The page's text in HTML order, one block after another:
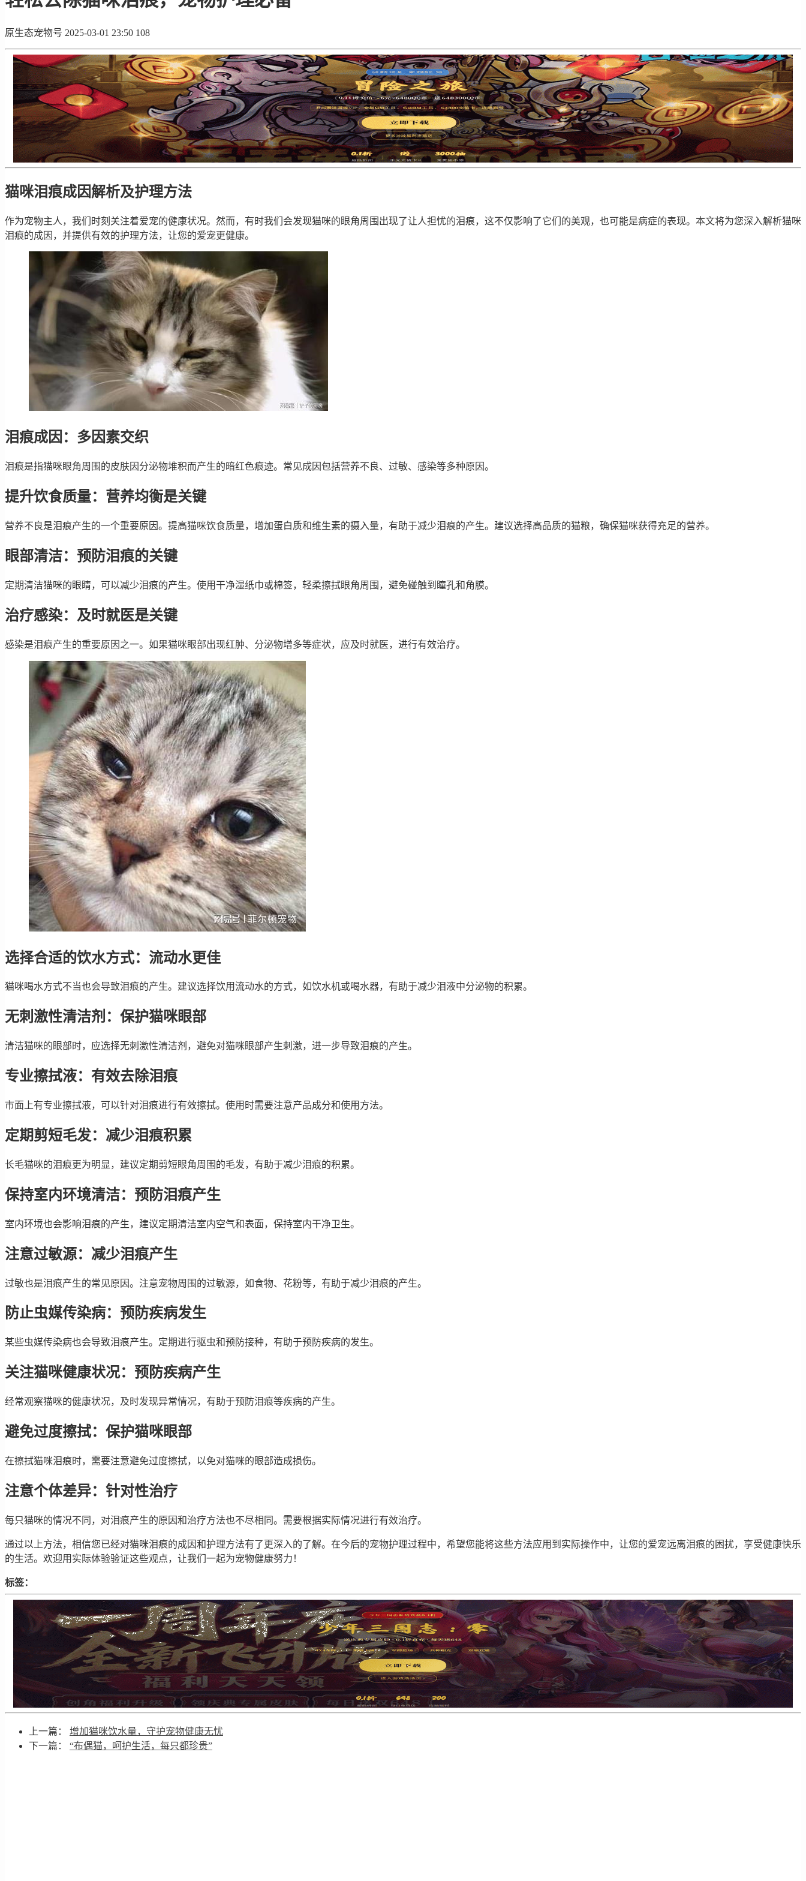
原生态宠物号 2025-03-01 23:50 108
猫咪泪痕成因解析及护理方法
作为宠物主人，我们时刻关注着爱宠的健康状况。然而，有时我们会发现猫咪的眼角周围出现了让人担忧的泪痕，这不仅影响了它们的美观，也可能是病症的表现。本文将为您深入解析猫咪
泪痕的成因，并提供有效的护理方法，让您的爱宠更健康。
泪痕成因：多因素交织
泪痕是指猫咪眼角周围的皮肤因分泌物堆积而产生的暗红色痕迹。常见成因包括营养不良、过敏、感染等多种原因。
提升饮食质量：营养均衡是关键
营养不良是泪痕产生的一个重要原因。提高猫咪饮食质量，增加蛋白质和维生素的摄入量，有助于减少泪痕的产生。建议选择高品质的猫粮，确保猫咪获得充足的营养。
眼部清洁：预防泪痕的关键
定期清洁猫咪的眼睛，可以减少泪痕的产生。使用干净湿纸巾或棉签，轻柔擦拭眼角周围，避免碰触到瞳孔和角膜。
治疗感染：及时就医是关键
感染是泪痕产生的重要原因之一。如果猫咪眼部出现红肿、分泌物增多等症状，应及时就医，进行有效治疗。
选择合适的饮水方式：流动水更佳
猫咪喝水方式不当也会导致泪痕的产生。建议选择饮用流动水的方式，如饮水机或喝水器，有助于减少泪液中分泌物的积累。
无刺激性清洁剂：保护猫咪眼部
清洁猫咪的眼部时，应选择无刺激性清洁剂，避免对猫咪眼部产生刺激，进一步导致泪痕的产生。
专业擦拭液：有效去除泪痕
市面上有专业擦拭液，可以针对泪痕进行有效擦拭。使用时需要注意产品成分和使用方法。
定期剪短毛发：减少泪痕积累
长毛猫咪的泪痕更为明显，建议定期剪短眼角周围的毛发，有助于减少泪痕的积累。
保持室内环境清洁：预防泪痕产生
室内环境也会影响泪痕的产生，建议定期清洁室内空气和表面，保持室内干净卫生。
注意过敏源：减少泪痕产生
过敏也是泪痕产生的常见原因。注意宠物周围的过敏源，如食物、花粉等，有助于减少泪痕的产生。
防止虫媒传染病：预防疾病发生
某些虫媒传染病也会导致泪痕产生。定期进行驱虫和预防接种，有助于预防疾病的发生。
关注猫咪健康状况：预防疾病产生
经常观察猫咪的健康状况，及时发现异常情况，有助于预防泪痕等疾病的产生。
避免过度擦拭：保护猫咪眼部
在擦拭猫咪泪痕时，需要注意避免过度擦拭，以免对猫咪的眼部造成损伤。
注意个体差异：针对性治疗
每只猫咪的情况不同，对泪痕产生的原因和治疗方法也不尽相同。需要根据实际情况进行有效治疗。
通过以上方法，相信您已经对猫咪泪痕的成因和护理方法有了更深入的了解。在今后的宠物护理过程中，希望您能将这些方法应用到实际操作中，让您的爱宠远离泪痕的困扰，享受健康快乐
的生活。欢迎用实际体验验证这些观点，让我们一起为宠物健康努力！
标签：
上一篇： 增加猫咪饮水量，守护宠物健康无忧
下一篇： “布偶猫，呵护生活，每只都珍贵”